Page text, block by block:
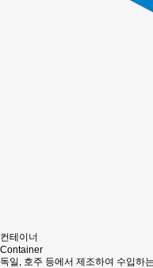
컨테이너
Container
독일, 호주 등에서 제조하여 수입하